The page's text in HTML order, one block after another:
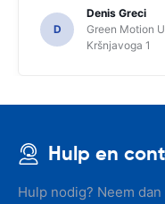
D
Denis Greci
Green Motion
Kršnjavoga 1
Hulp en
Hulp nodig? Neem